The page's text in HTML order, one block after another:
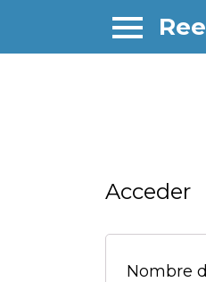
Acceder
Nombre